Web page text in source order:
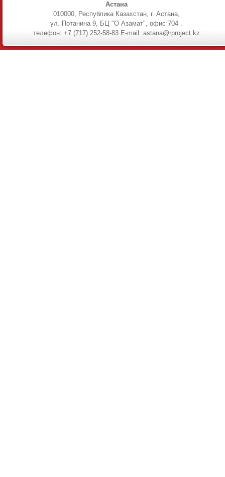
Астана
010000, Республика Казахстан, г. Астана,
ул. Потанина 9, БЦ "О Азамат", офис 704 .
телефон: +7 (717) 252-58-83 E-mail: astana@rproject.kz